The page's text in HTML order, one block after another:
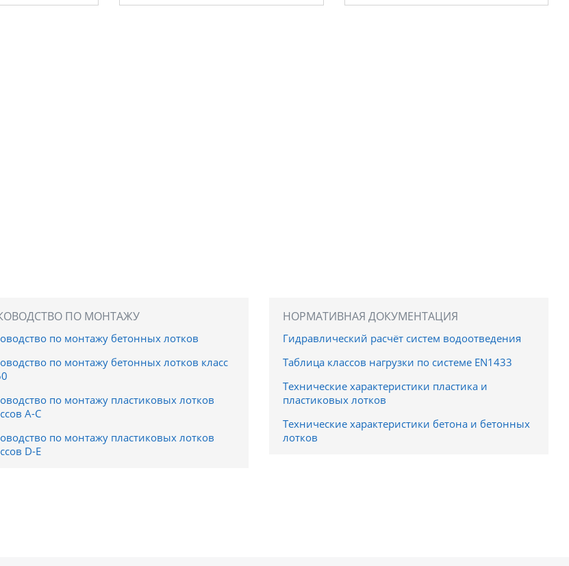
ПО МОНТАЖУ
по монтажу бетонных лотков
по монтажу бетонных лотков класс
по монтажу пластиковых лотков
A-C
по монтажу пластиковых лотков
D-E
НОРМАТИВНАЯ ДОКУМЕНТАЦИЯ
Гидравлический расчёт систем водоотведения
Таблица классов нагрузки по системе EN1433
Технические характеристики пластика и
пластиковых лотков
Технические характеристики бетона и бетонных
лотков